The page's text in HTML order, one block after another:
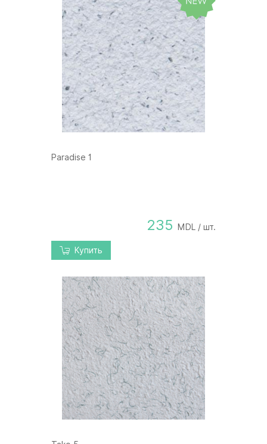
Paradise 1
235 MDL / шт.
Купить